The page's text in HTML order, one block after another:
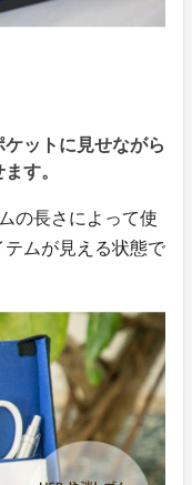
ットに見せながら
す。
の長さによって使
ムが見える状態で